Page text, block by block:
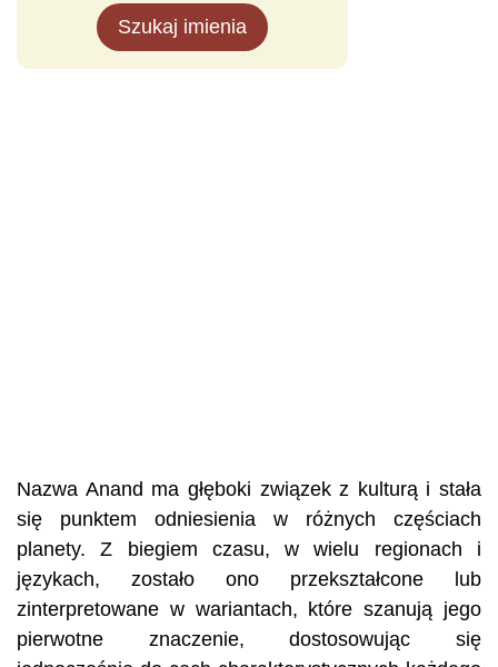
Szukaj imienia
Nazwa Anand ma głęboki związek z kulturą i stała
się punktem odniesienia w różnych częściach
planety. Z biegiem czasu, w wielu regionach i
językach, zostało ono przekształcone lub
zinterpretowane w wariantach, które szanują jego
pierwotne znaczenie, dostosowując się